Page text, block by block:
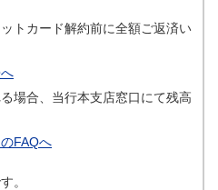
トカード解約前に全額ご返済い
場合、当行本支店窓口にて残高
FAQへ
。